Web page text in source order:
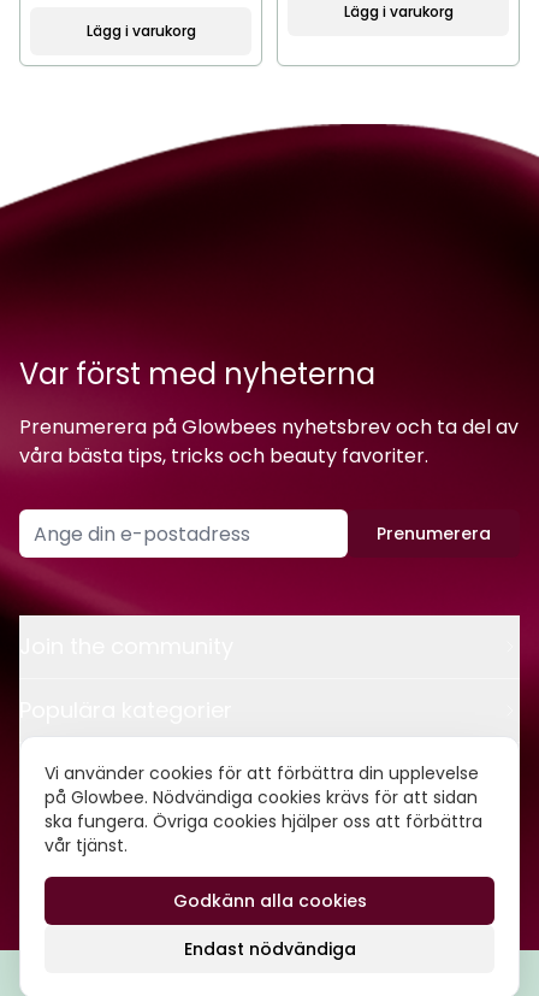
Vi använder cookies för att förbättra din upplevelse
på Glowbee. Nödvändiga cookies krävs för att sidan
ska fungera. Övriga cookies hjälper oss att förbättra
vår tjänst.
Endast nödvändiga
Godkänn alla cookies
Lägg i varukorg
Lägg i varukorg
Var först med nyheterna
Prenumerera på Glowbees nyhetsbrev och ta del av
våra bästa tips, tricks och beauty favoriter.
Prenumerera
Kontakt
Om oss
©2026Glowbee AB • Org.nr: 559540-5837